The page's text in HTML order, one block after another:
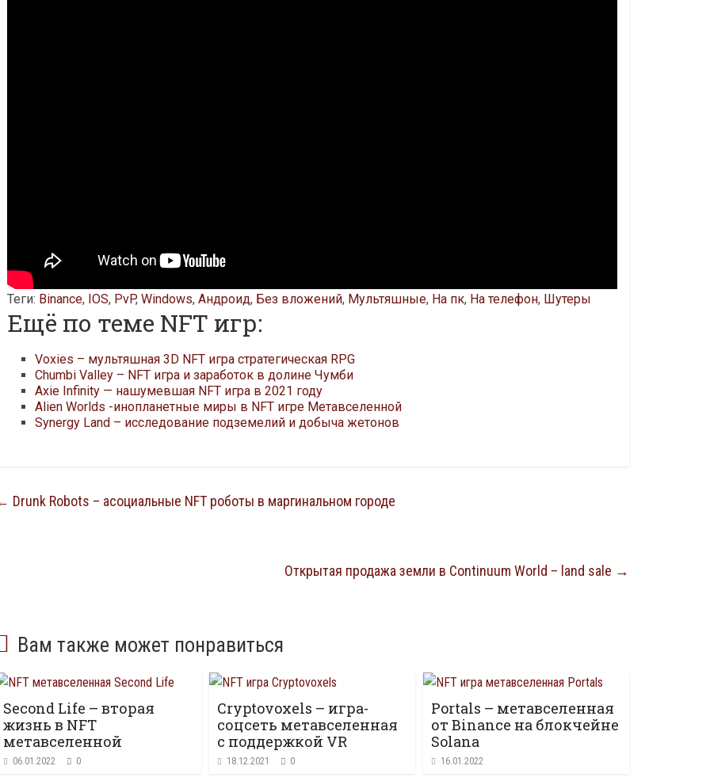
Теги: Binance, IOS, PvP, Windows, Андроид, Без вложений, Мультяшные, На пк, На телефон, Шутеры
Ещё по теме NFT игр:
Voxies – мультяшная 3D NFT игра стратегическая RPG
Chumbi Valley – NFT игра и заработок в долине Чумби
Axie Infinity — нашумевшая NFT игра в 2021 году
Alien Worlds -инопланетные миры в NFT игре Метавселенной
Synergy Land – исследование подземелий и добыча жетонов
Drunk Robots – асоциальные NFT роботы в маргинальном городе
Открытая продажа земли в Continuum World – land sale →
Вам также может понравиться
Second Life – вторая
жизнь в NFT
метавселенной
06.01.2022 0
Cryptovoxels – игра-
соцсеть метавселенная
с поддержкой VR
18.12.2021 0
Portals – метавселенная
от Binance на блокчейне
Solana
16.01.2022